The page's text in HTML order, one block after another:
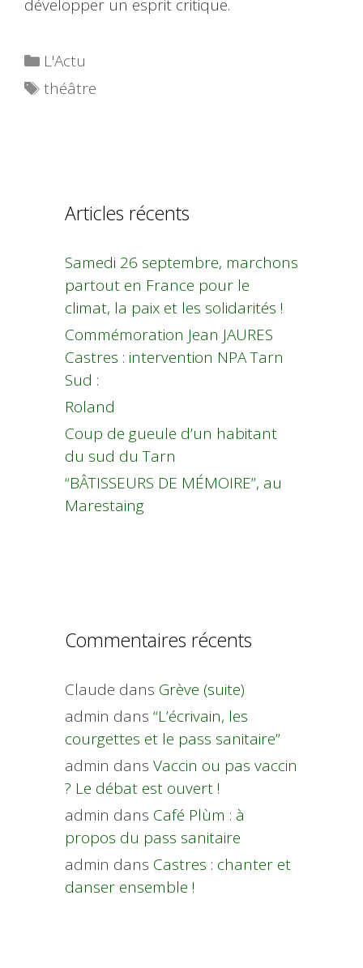
développer un esprit critique.
Catégories
L'Actu
Étiquettes
théâtre
Articles récents
Samedi 26 septembre, marchons
partout en France pour le
climat, la paix et les solidarités !
Commémoration Jean JAURES
Castres : intervention NPA Tarn
Sud :
Roland
Coup de gueule d’un habitant
du sud du Tarn
“BÂTISSEURS DE MÉMOIRE”, au
Marestaing
Commentaires récents
Claude dans Grève (suite)
admin dans “L’écrivain, les
courgettes et le pass sanitaire”
admin dans Vaccin ou pas vaccin
? Le débat est ouvert !
admin dans Café Plùm : à
propos du pass sanitaire
admin dans Castres : chanter et
danser ensemble !